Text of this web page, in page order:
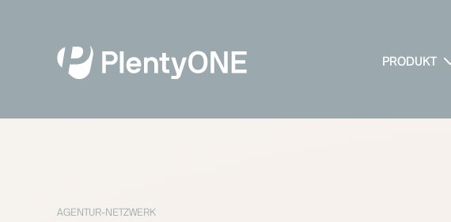
PRODUKT
AGENTUR-NETZWERK